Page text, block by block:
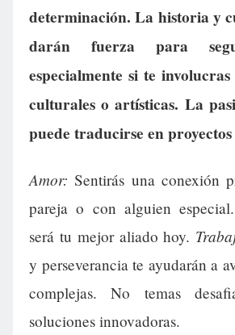
determinación. La historia y
darán fuerza para
especialmente si te
culturales o artísticas. La
puede traducirse en proyectos
Amor: Sentirás una conexión
pareja o con alguien
será tu mejor aliado hoy.
y perseverancia te ayudarán a
complejas. No temas
soluciones innovadoras.